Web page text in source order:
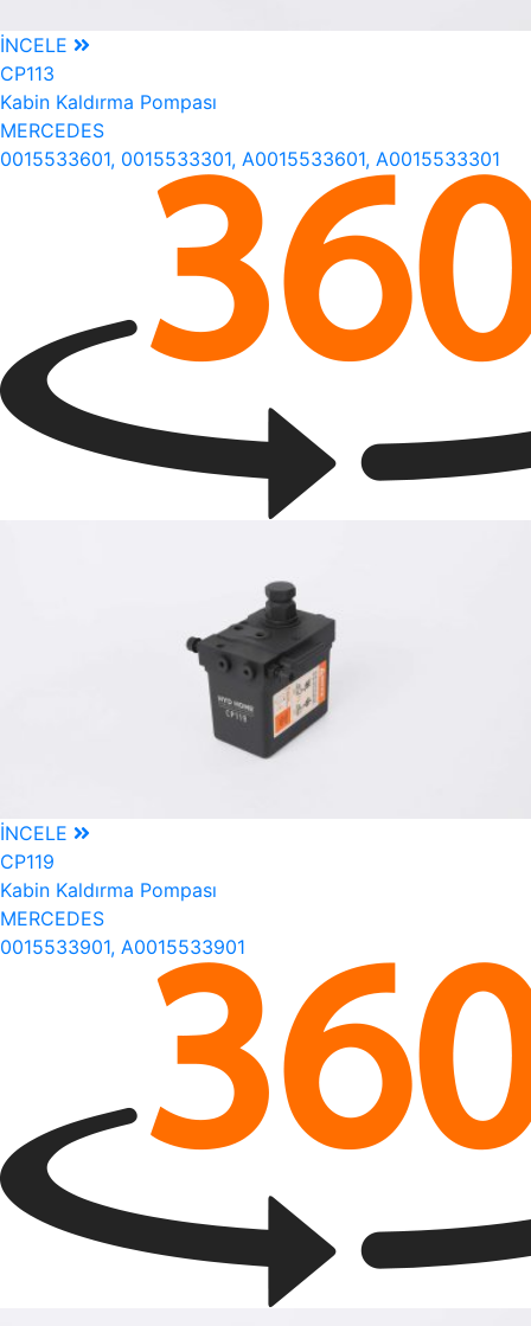
İNCELE
CP113
Kabin Kaldırma Pompası
MERCEDES
0015533601, 0015533301, A0015533601, A0015533301
İNCELE
CP119
Kabin Kaldırma Pompası
MERCEDES
0015533901, A0015533901